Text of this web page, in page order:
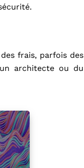
frais, parfois des
architecte ou du